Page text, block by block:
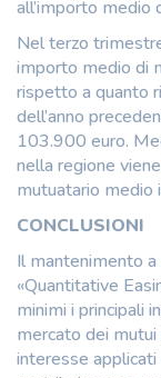
all’importo medio
Nel terzo
importo medio di
rispetto a quanto
dell’anno
103.900 euro.
nella regione
mutuatario medio
CONCLUSIONI
Il mantenimento
«Quantitative
minimi i principali
mercato dei mutui
interesse applicati